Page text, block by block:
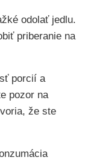
odolať jedlu.
priberanie na
porcií a
pozor na
že ste